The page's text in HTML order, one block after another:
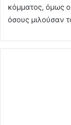
κόμματος, όμως
όσους μιλούσαν